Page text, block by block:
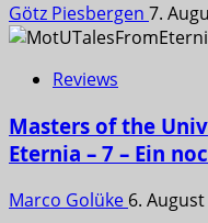
Götz Piesbergen 7.
Reviews
Masters of the
Eternia – 7 – Ein
Marco Golüke 6.